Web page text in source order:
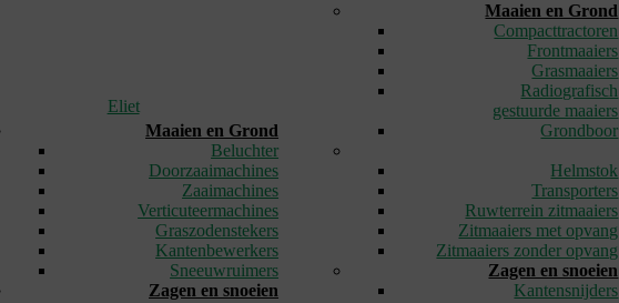
Eliet
Maaien en Grond
Beluchter
Doorzaaimachines
Zaaimachines
Verticuteermachines
Graszodenstekers
Kantenbewerkers
Sneeuwruimers
Zagen en snoeien
Maaien en Grond
Compacttractoren
Frontmaaiers
Grasmaaiers
Radiografisch
gestuurde maaiers
Grondboor
Helmstok
Transporters
Ruwterrein zitmaaiers
Zitmaaiers met opvang
Zitmaaiers zonder opvang
Zagen en snoeien
Kantensnijders